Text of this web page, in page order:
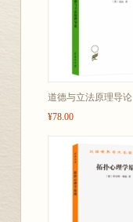
道德与立法原理导论
¥78.00